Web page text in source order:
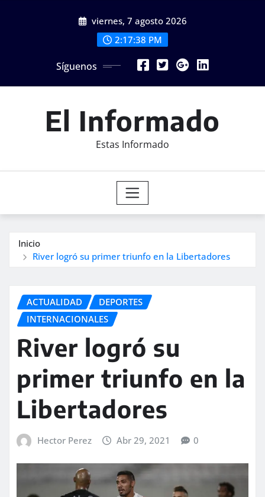
viernes, 7 agosto 2026
2:17:39 PM
Síguenos
El Informado
Estas Informado
Inicio
River logró su primer triunfo en la Libertadores
ACTUALIDAD
DEPORTES
INTERNACIONALES
River logró su
primer triunfo en la
Libertadores
Hector Perez Abr 29, 2021 0